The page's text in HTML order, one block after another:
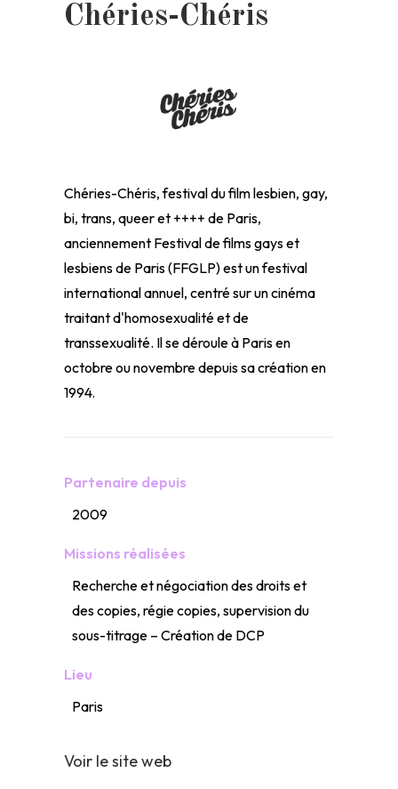
Chéries-Chéris
Chéries-Chéris, festival du film lesbien, gay,
bi, trans, queer et ++++ de Paris,
anciennement Festival de films gays et
lesbiens de Paris (FFGLP) est un festival
international annuel, centré sur un cinéma
traitant d'homosexualité et de
transsexualité. Il se déroule à Paris en
octobre ou novembre depuis sa création en
1994.
Partenaire depuis
2009
Missions réalisées
Recherche et négociation des droits et
des copies, régie copies, supervision du
sous-titrage – Création de DCP
Lieu
Paris
Voir le site web